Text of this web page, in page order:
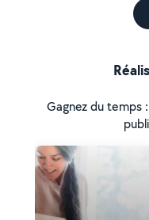
Gagnez du temps